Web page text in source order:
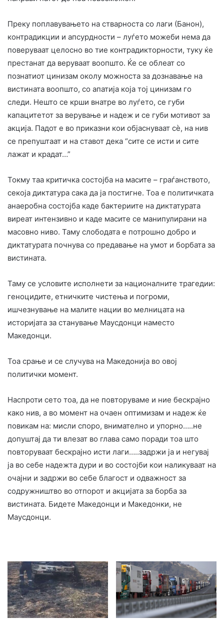
Преку поплавувањето на стварноста со лаги (Банон),
контрадикции и апсурдности – луѓето можеби нема да
поверуваат целосно во тие контрадикторности, туку ќе
престанат да веруваат воопшто. Ќе се облеат со
познатиот цинизам околу можноста за дознавање на
вистината воопшто, со апатија која тој цинизам го
следи. Нешто се крши внатре во луѓето, се губи
капацитетот за верување и надеж и се губи мотивот за
акција. Падот е во приказни кои објаснуваат сè, на нив
се препуштаат и на ставот дека “сите се исти и сите
лажат и крадат…”
Токму таа критичка состојба на масите – граѓанството,
секоја диктатура сака да ја постигне. Тоа е политичката
анаеробна состојба каде бактериите на диктатурата
виреат интензивно и каде масите се манипулирани на
масовно ниво. Таму слободата е потрошно добро и
диктатурата почнува со предавање на умот и борбата за
вистината.
Таму се условите исполнети за националните трагедии:
геноцидите, етничките чистења и погроми,
ишчезнување на малите нации во мелницата на
историјата за станување Маусдонци наместо
Македонци.
Тоа срање и се случува на Македонија во овој
политички момент.
Наспроти сето тоа, да не повторуваме и ние бескрајно
како нив, а во момент на очаен оптимизам и надеж ќе
повикам на: мисли споро, внимателно и упорно…..не
допуштај да ти влезат во глава само поради тоа што
повторуваат бескрајно исти лаги…..задржи ја и негувај
ја во себе надежта дури и во состојби кои наликуваат на
очајни и задржи во себе благост и одважност за
содружништво во отпорот и акцијата за борба за
вистината. Бидете Македонци и Македонки, не
Маусдонци.